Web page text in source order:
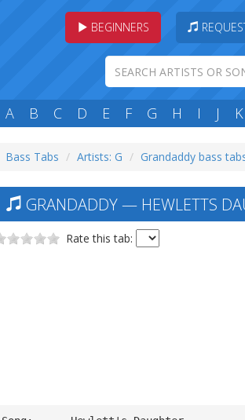
BEGINNERS
A B C D E F G H I J K
Bass Tabs Artists: G Grandaddy bass
GRANDADDY — HEWLETTS
Rate this tab: